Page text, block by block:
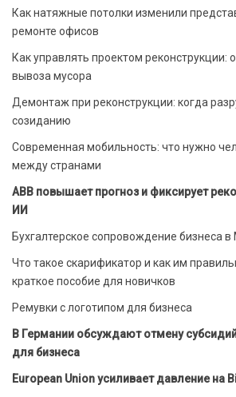
Как натяжные потолки изменили
ремонте офисов
Как управлять проектом реконструкции:
вывоза мусора
Демонтаж при реконструкции: когда
созиданию
Современная мобильность: что нужно
между странами
ABB повышает прогноз и фиксирует
ИИ
Бухгалтерское сопровождение бизнеса в
Что такое скарификатор и как им
краткое пособие для новичков
Ремувки с логотипом для бизнеса
В Германии обсуждают отмену
для бизнеса
European Union усиливает давление на